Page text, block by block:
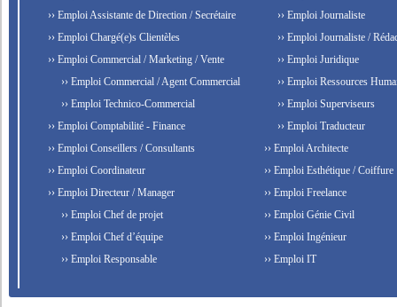
›› Emploi Assistante de Direction / Secrétaire
›› Emploi Chargé(e)s Clientèles
›› Emploi Commercial / Marketing / Vente
›› Emploi Commercial / Agent Commercial
›› Emploi Technico-Commercial
›› Emploi Comptabilité - Finance
›› Emploi Conseillers / Consultants
›› Emploi Coordinateur
›› Emploi Directeur / Manager
›› Emploi Chef de projet
›› Emploi Chef d’équipe
›› Emploi Responsable
›› Emploi Journaliste
›› Emploi Journaliste /
›› Emploi Juridique
›› Emploi Ressources
›› Emploi Superviseurs
›› Emploi Traducteur
›› Emploi Architecte
›› Emploi Esthétique / Coiffure
›› Emploi Freelance
›› Emploi Génie Civil
›› Emploi Ingénieur
›› Emploi IT